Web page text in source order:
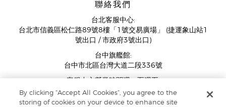
聯絡我們
台北客服中心:
台北市信義區松仁路89號8樓「1號交易廣場」 (捷運象山站1
號出口 / 市政府3號出口)
台中旗艦館:
台中市北區台灣大道二段336號
11:00AM - 07:00PM
(例假日與國定假日除外)
By clicking “Accept All Cookies”, you agree to the
storing of cookies on your device to enhance site